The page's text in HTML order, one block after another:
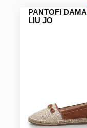
PANTOFI DAMA
LIU JO